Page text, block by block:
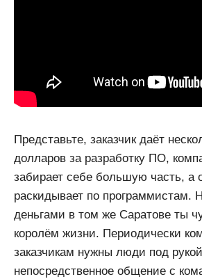
Представьте, заказчик даёт
долларов за разработку ПО,
забирает себе большую часть, а
раскидывает по программистам.
деньгами в том же Саратове ты
королём жизни. Периодически
заказчикам нужны люди под
непосредственное общение с